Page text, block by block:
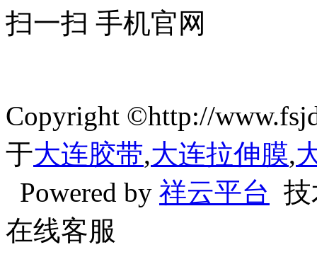
扫一扫 手机官网
Copyright ©http://
于大连胶带,大连拉伸膜,
Powered by 祥云平台
在线客服